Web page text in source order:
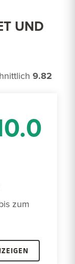
UND
9.82
zum